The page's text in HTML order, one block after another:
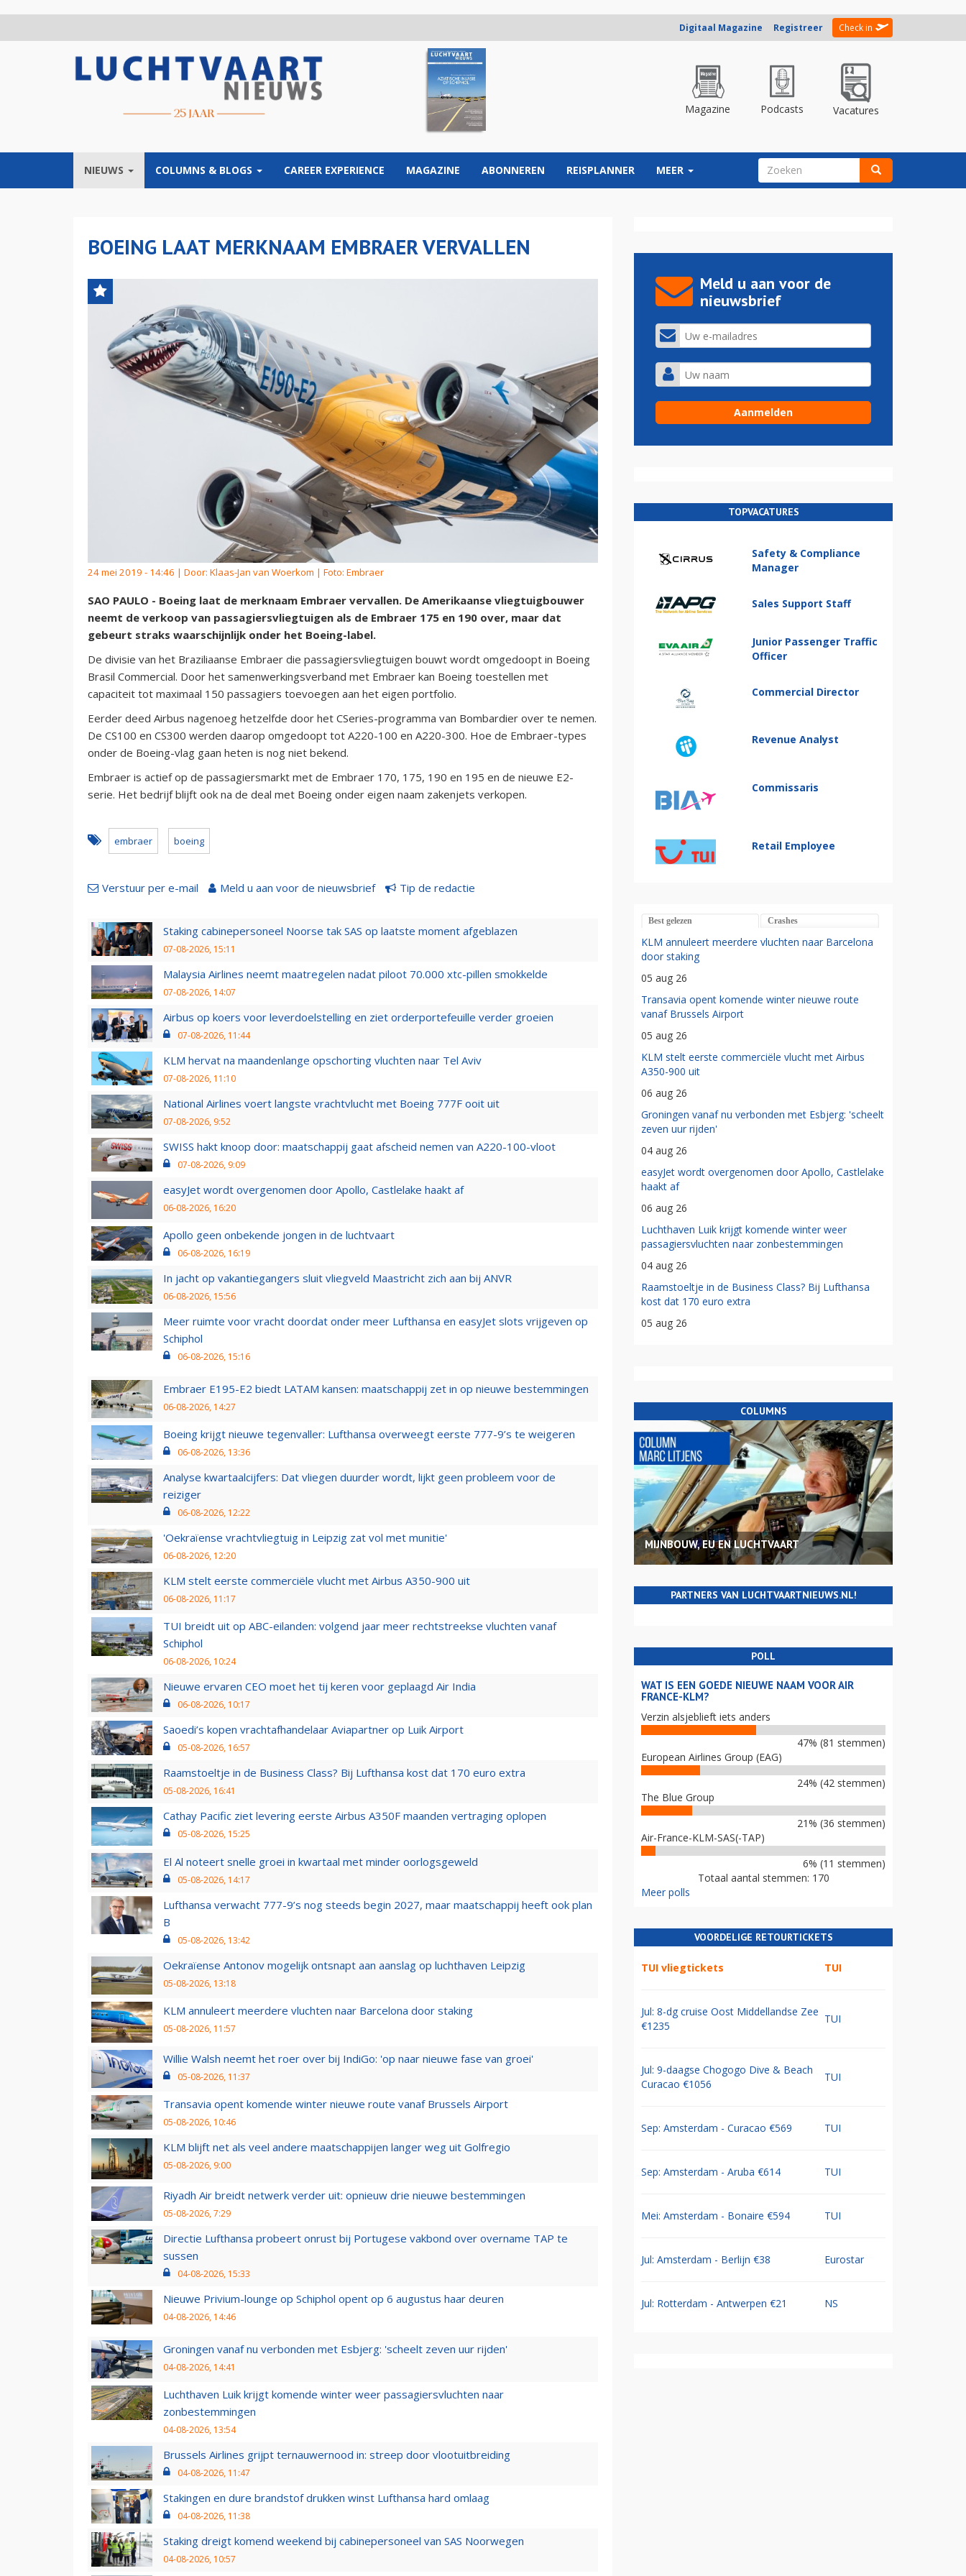
Digitaal Magazine Registreer Check in
Magazine Podcasts Vacatures
NIEUWS COLUMNS & BLOGS CAREER EXPERIENCE MAGAZINE ABONNEREN REISPLANNER MEER ZOEKVELD
BOEING LAAT MERKNAAM EMBRAER VERVALLEN
24 mei 2019 - 14:46 | Door: Klaas-Jan van Woerkom | Foto: Embraer
SAO PAULO - Boeing laat de merknaam Embraer vervallen. De Amerikaanse vliegtuigbouwer
neemt de verkoop van passagiersvliegtuigen als de Embraer 175 en 190 over, maar dat
gebeurt straks waarschijnlijk onder het Boeing-label.
De divisie van het Braziliaanse Embraer die passagiersvliegtuigen bouwt wordt omgedoopt in Boeing
Brasil Commercial. Door het samenwerkingsverband met Embraer kan Boeing toestellen met
capaciteit tot maximaal 150 passagiers toevoegen aan het eigen portfolio.
Eerder deed Airbus nagenoeg hetzelfde door het CSeries-programma van Bombardier over te nemen.
De CS100 en CS300 werden daarop omgedoopt tot A220-100 en A220-300. Hoe de Embraer-types
onder de Boeing-vlag gaan heten is nog niet bekend.
Embraer is actief op de passagiersmarkt met de Embraer 170, 175, 190 en 195 en de nieuwe E2-
serie. Het bedrijf blijft ook na de deal met Boeing onder eigen naam zakenjets verkopen.
embraer boeing
Verstuur per e-mail Meld u aan voor de nieuwsbrief Tip de redactie
Staking cabinepersoneel Noorse tak SAS op laatste moment afgeblazen
07-08-2026, 15:11
Malaysia Airlines neemt maatregelen nadat piloot 70.000 xtc-pillen smokkelde
07-08-2026, 14:07
Airbus op koers voor leverdoelstelling en ziet orderportefeuille verder groeien
07-08-2026, 11:44
KLM hervat na maandenlange opschorting vluchten naar Tel Aviv
07-08-2026, 11:10
National Airlines voert langste vrachtvlucht met Boeing 777F ooit uit
07-08-2026, 9:52
SWISS hakt knoop door: maatschappij gaat afscheid nemen van A220-100-vloot
07-08-2026, 9:09
easyJet wordt overgenomen door Apollo, Castlelake haakt af
06-08-2026, 16:20
Apollo geen onbekende jongen in de luchtvaart
06-08-2026, 16:19
In jacht op vakantiegangers sluit vliegveld Maastricht zich aan bij ANVR
06-08-2026, 15:56
Meer ruimte voor vracht doordat onder meer Lufthansa en easyJet slots vrijgeven op
Schiphol
06-08-2026, 15:16
Embraer E195-E2 biedt LATAM kansen: maatschappij zet in op nieuwe bestemmingen
06-08-2026, 14:27
Boeing krijgt nieuwe tegenvaller: Lufthansa overweegt eerste 777-9’s te weigeren
06-08-2026, 13:36
Analyse kwartaalcijfers: Dat vliegen duurder wordt, lijkt geen probleem voor de
reiziger
06-08-2026, 12:22
'Oekraïense vrachtvliegtuig in Leipzig zat vol met munitie'
06-08-2026, 12:20
KLM stelt eerste commerciële vlucht met Airbus A350-900 uit
06-08-2026, 11:17
TUI breidt uit op ABC-eilanden: volgend jaar meer rechtstreekse vluchten vanaf
Schiphol
06-08-2026, 10:24
Nieuwe ervaren CEO moet het tij keren voor geplaagd Air India
06-08-2026, 10:17
Saoedi’s kopen vrachtafhandelaar Aviapartner op Luik Airport
05-08-2026, 16:57
Raamstoeltje in de Business Class? Bij Lufthansa kost dat 170 euro extra
05-08-2026, 16:41
Cathay Pacific ziet levering eerste Airbus A350F maanden vertraging oplopen
05-08-2026, 15:25
El Al noteert snelle groei in kwartaal met minder oorlogsgeweld
05-08-2026, 14:17
Lufthansa verwacht 777-9’s nog steeds begin 2027, maar maatschappij heeft ook plan
B
05-08-2026, 13:42
Oekraïense Antonov mogelijk ontsnapt aan aanslag op luchthaven Leipzig
05-08-2026, 13:18
KLM annuleert meerdere vluchten naar Barcelona door staking
05-08-2026, 11:57
Willie Walsh neemt het roer over bij IndiGo: 'op naar nieuwe fase van groei'
05-08-2026, 11:37
Transavia opent komende winter nieuwe route vanaf Brussels Airport
05-08-2026, 10:46
KLM blijft net als veel andere maatschappijen langer weg uit Golfregio
05-08-2026, 9:00
Riyadh Air breidt netwerk verder uit: opnieuw drie nieuwe bestemmingen
05-08-2026, 7:29
Directie Lufthansa probeert onrust bij Portugese vakbond over overname TAP te
sussen
04-08-2026, 15:33
Nieuwe Privium-lounge op Schiphol opent op 6 augustus haar deuren
04-08-2026, 14:46
Groningen vanaf nu verbonden met Esbjerg: 'scheelt zeven uur rijden'
04-08-2026, 14:41
Luchthaven Luik krijgt komende winter weer passagiersvluchten naar
zonbestemmingen
04-08-2026, 13:54
Brussels Airlines grijpt ternauwernood in: streep door vlootuitbreiding
04-08-2026, 11:47
Stakingen en dure brandstof drukken winst Lufthansa hard omlaag
04-08-2026, 11:38
Staking dreigt komend weekend bij cabinepersoneel van SAS Noorwegen
04-08-2026, 10:57
Meld u aan voor de
nieuwsbrief
TOPVACATURES
Safety & Compliance
Manager
Sales Support Staff
Junior Passenger Traffic
Officer
Commercial Director
Revenue Analyst
Commissaris
Retail Employee
Best gelezen Crashes
KLM annuleert meerdere vluchten naar Barcelona
door staking
05 aug 26
Transavia opent komende winter nieuwe route
vanaf Brussels Airport
05 aug 26
KLM stelt eerste commerciële vlucht met Airbus
A350-900 uit
06 aug 26
Groningen vanaf nu verbonden met Esbjerg: 'scheelt
zeven uur rijden'
04 aug 26
easyJet wordt overgenomen door Apollo, Castlelake
haakt af
06 aug 26
Luchthaven Luik krijgt komende winter weer
passagiersvluchten naar zonbestemmingen
04 aug 26
Raamstoeltje in de Business Class? Bij Lufthansa
kost dat 170 euro extra
05 aug 26
COLUMNS
MIJNBOUW, EU EN LUCHTVAART
PARTNERS VAN LUCHTVAARTNIEUWS.NL!
POLL
WAT IS EEN GOEDE NIEUWE NAAM VOOR AIR
FRANCE-KLM?
Verzin alsjeblieft iets anders
47% (81 stemmen)
European Airlines Group (EAG)
24% (42 stemmen)
The Blue Group
21% (36 stemmen)
Air-France-KLM-SAS(-TAP)
6% (11 stemmen)
Totaal aantal stemmen: 170
Meer polls
VOORDELIGE RETOURTICKETS
TUI vliegtickets TUI
Jul: 8-dg cruise Oost Middellandse Zee
€1235
TUI
Jul: 9-daagse Chogogo Dive & Beach
Curacao €1056
TUI
Sep: Amsterdam - Curacao €569 TUI
Sep: Amsterdam - Aruba €614 TUI
Mei: Amsterdam - Bonaire €594 TUI
Jul: Amsterdam - Berlijn €38 Eurostar
Jul: Rotterdam - Antwerpen €21 NS